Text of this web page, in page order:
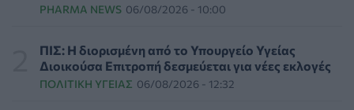
την ενίσχυση της βιοασφάλειας από το ΥΠΑΑΤ
ΕΠΙΚΑΙΡΌΤΗΤΑ 07/08/2026 - 17:42
PHARMA NEWS 06/08/2026 - 10:00
ΠΙΣ: Η διορισμένη από το Υπουργείο Υγείας
Διοικούσα Επιτροπή δεσμεύεται για νέες εκλογές
ΠΟΛΙΤΙΚΉ ΥΓΕΊΑΣ 06/08/2026 - 12:32